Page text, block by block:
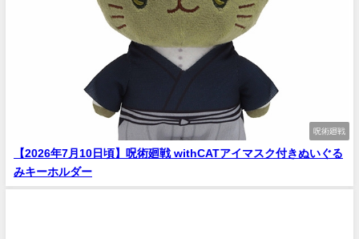
呪術廻戦
【2026年7月10日頃】呪術廻戦 withCATアイマスク付きぬいぐる
みキーホルダー